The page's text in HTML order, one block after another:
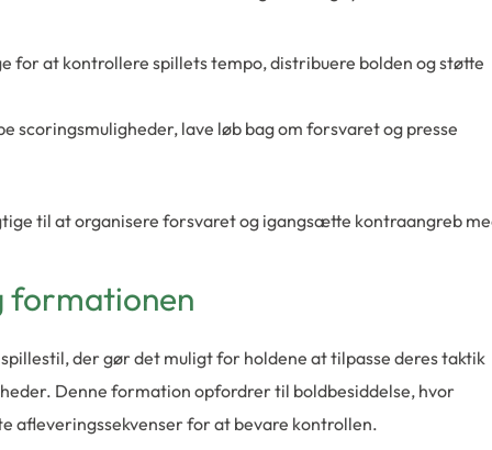
for at kontrollere spillets tempo, distribuere bolden og støtte
scoringsmuligheder, lave løb bag om forsvaret og presse
til at organisere forsvaret og igangsætte kontraangreb
formationen
der gør det muligt for holdene at tilpasse deres taktik
Denne formation opfordrer til boldbesiddelse, hvor
afleveringssekvenser for at bevare kontrollen.